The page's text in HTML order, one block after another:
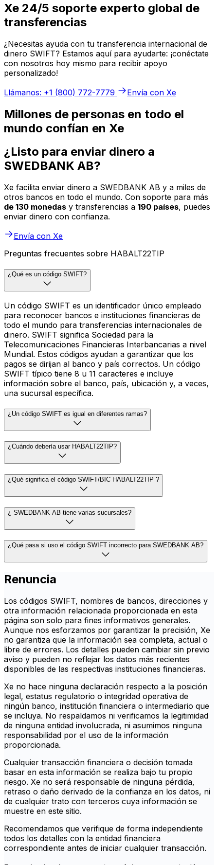
Xe 24/5 soporte experto global de
transferencias
¿Necesitas ayuda con tu transferencia internacional de
dinero SWIFT? Estamos aquí para ayudarte: ¡conéctate
con nosotros hoy mismo para recibir apoyo
personalizado!
Llámanos: +1 (800) 772-7779
Envía con Xe
Millones de personas en todo el
mundo confían en Xe
¿Listo para enviar dinero a
SWEDBANK AB?
Xe facilita enviar dinero a SWEDBANK AB y a miles de
otros bancos en todo el mundo. Con soporte para más
de 130 monedas y transferencias a 190 países, puedes
enviar dinero con confianza.
Envía con Xe
Preguntas frecuentes sobre HABALT22TIP
¿Qué es un código SWIFT?
Un código SWIFT es un identificador único empleado
para reconocer bancos e instituciones financieras de
todo el mundo para transferencias internacionales de
dinero. SWIFT significa Sociedad para la
Telecomunicaciones Financieras Interbancarias a nivel
Mundial. Estos códigos ayudan a garantizar que los
pagos se dirijan al banco y país correctos. Un código
SWIFT típico tiene 8 u 11 caracteres e incluye
información sobre el banco, país, ubicación y, a veces,
una sucursal específica.
¿Un código SWIFT es igual en diferentes ramas?
¿Cuándo debería usar HABALT22TIP?
¿Qué significa el código SWIFT/BIC HABALT22TIP ?
¿ SWEDBANK AB tiene varias sucursales?
¿Qué pasa si uso el código SWIFT incorrecto para SWEDBANK AB?
Renuncia
Los códigos SWIFT, nombres de bancos, direcciones y
otra información relacionada proporcionada en esta
página son solo para fines informativos generales.
Aunque nos esforzamos por garantizar la precisión, Xe
no garantiza que la información sea completa, actual o
libre de errores. Los detalles pueden cambiar sin previo
aviso y pueden no reflejar los datos más recientes
disponibles de las respectivas instituciones financieras.
Xe no hace ninguna declaración respecto a la posición
legal, estatus regulatorio o integridad operativa de
ningún banco, institución financiera o intermediario que
se incluya. No respaldamos ni verificamos la legitimidad
de ninguna entidad involucrada, ni asumimos ninguna
responsabilidad por el uso de la información
proporcionada.
Cualquier transacción financiera o decisión tomada
basar en esta información se realiza bajo tu propio
riesgo. Xe no será responsable de ninguna pérdida,
retraso o daño derivado de la confianza en los datos, ni
de cualquier trato con terceros cuya información se
muestre en este sitio.
Recomendamos que verifique de forma independiente
todos los detalles con la entidad financiera
correspondiente antes de iniciar cualquier transacción.